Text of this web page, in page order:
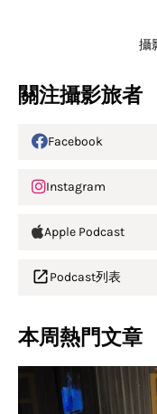
攝
關注攝影旅者
Facebook
Instagram
Apple Podcast
Podcast列表
本周熱門文章